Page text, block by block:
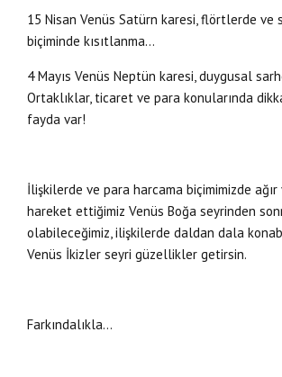
15 Nisan Venüs Satürn karesi, flörtlerde ve
biçiminde kısıtlanma…
4 Mayıs Venüs Neptün karesi, duygusal
Ortaklıklar, ticaret ve para konularında
fayda var!
İlişkilerde ve para harcama biçimimizde
hareket ettiğimiz Venüs Boğa seyrinden
olabileceğimiz, ilişkilerde daldan dala
Venüs İkizler seyri güzellikler getirsin.
Farkındalıkla…